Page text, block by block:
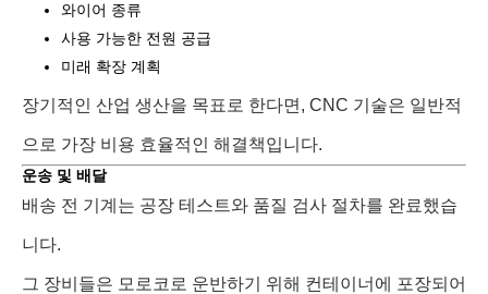
와이어 종류
사용 가능한 전원 공급
미래 확장 계획
장기적인 산업 생산을 목표로 한다면, CNC 기술은 일반적
으로 가장 비용 효율적인 해결책입니다.
운송 및 배달
배송 전 기계는 공장 테스트와 품질 검사 절차를 완료했습
니다.
그 장비들은 모로코로 운반하기 위해 컨테이너에 포장되어